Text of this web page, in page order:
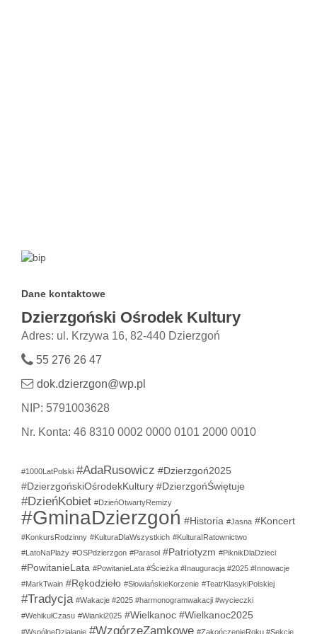
Dane kontaktowe
Dzierzgoński Ośrodek Kultury
Adres: ul. Krzywa 16, 82-440 Dzierzgoń
55 276 26 47
dok.dzierzgon@wp.pl
NIP: 5791003628
Nr. Konta: 46 8310 0002 0000 0101 2000 0010
#1000LatPolski #AdaRusowicz #Dzierzgoń2025
#DzierzgońskiOśrodekKultury #DzierzgońŚwiętuje
#DzieńKobiet #DzieńOtwartyRemizy
#GminaDzierzgoń #Historia #Jasna #Koncert
#KonkursRodzinny #KulturaDlaWszystkich #KulturaIRatownictwo
#LatoNaPlaży #OSPdzierzgon #Parasol #Patriotyzm #PiknikDlaDzieci
#PowitanieLata #PowitanieLata #Ścieżka #Inauguracja #2025 #Innowacje
#MarkTwain #Rękodzieło #SłowiańskieKorzenie #TeatrKlasykiPolskiej
#Tradycja #Wakacje #2025 #harmonogramwakacji #wycieczki
#WehikułCzasu #Wianki2025 #Wielkanoc #Wielkanoc2025
#WspólneDziałanie #WzgórzeZamkowe #ZakończenieRoku #Sekcje